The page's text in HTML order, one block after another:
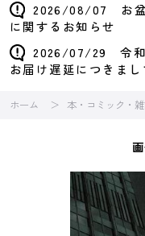
2026/08/07 お盆
に関するお知らせ
2026/07/29 令和
お届け遅延につきまし
ホーム 本・コミック・